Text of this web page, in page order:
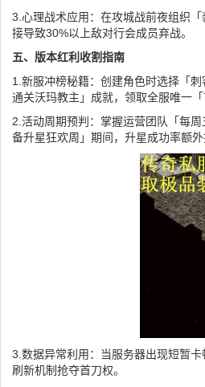
3.心理战术应用：在攻城战前夜组织
接导致30%以上敌对行会成员弃战。
五、版本红利收割指南
1.新服冲榜秘籍：创建角色时选择「
通关沃玛教主」成就，领取全服唯一「
2.活动周期预判：掌握运营团队「每
备升星狂欢周」期间，升星成功率额外
3.数据异常利用：当服务器出现短暂
刷新机制抢夺首刀权。